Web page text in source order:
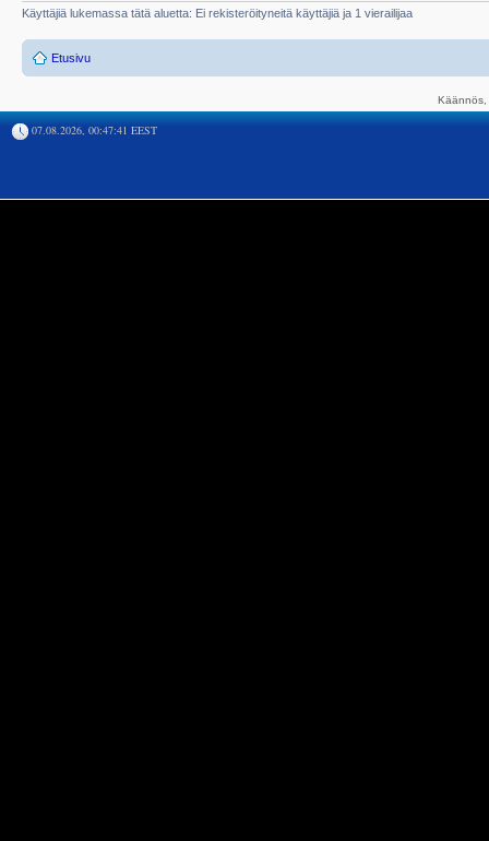
Käyttäjiä lukemassa tätä aluetta: Ei rekisteröityneitä käyttäjiä ja 1 vierailijaa
Etusivu
07.08.2026, 00:47:41 EEST